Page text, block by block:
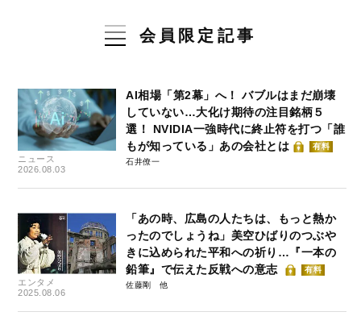
会員限定記事
ニュース
2026.08.03
AI相場「第2幕」へ！ バブルはまだ崩壊
していない…大化け期待の注目銘柄５
選！ NVIDIA一強時代に終止符を打つ「誰
もが知っている」あの会社とは
有料
石井僚一
エンタメ
2025.08.06
「あの時、広島の人たちは、もっと熱か
ったのでしょうね」美空ひばりのつぶや
きに込められた平和への祈り…『一本の
鉛筆』で伝えた反戦への意志
有料
佐藤剛